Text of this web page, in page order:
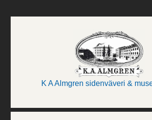
K A Almgren sidenväveri &